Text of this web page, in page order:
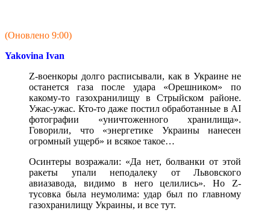
(Оновлено 9:00)
Yakovina Ivan
Z-военкоры долго расписывали, как в Украине не
останется газа после удара «Орешником» по
какому-то газохранилищу в Стрыйском районе.
Ужас-ужас. Кто-то даже постил обработанные в AI
фотографии «уничтоженного хранилища».
Говорили, что «энергетике Украины нанесен
огромный ущерб» и всякое такое…
Осинтеры возражали: «Да нет, болванки от этой
ракеты упали неподалеку от Львовского
авиазавода, видимо в него целились». Но Z-
тусовка была неумолима: удар был по главному
газохранилищу Украины, и все тут.